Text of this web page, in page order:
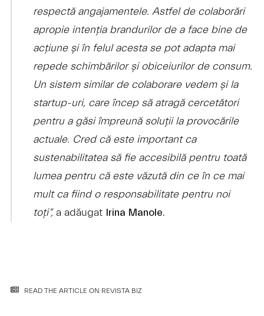
respectă angajamentele. Astfel de colaborări
apropie intenția brandurilor de a face bine de
acțiune și în felul acesta se pot adapta mai
repede schimbărilor și obiceiurilor de consum.
Un sistem similar de colaborare vedem și la
startup-uri, care încep să atragă cercetători
pentru a găsi împreună soluții la provocările
actuale. Cred că este important ca
sustenabilitatea să fie accesibilă pentru toată
lumea pentru că este văzută din ce în ce mai
mult ca fiind o responsabilitate pentru noi
toți”,a adăugat Irina Manole.
READ THE ARTICLE ON REVISTA BIZ